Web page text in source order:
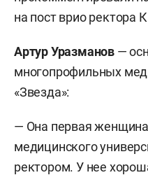
на пост врио ректора
Артур Уразманов —
многопрофильных
«Звезда»:
— Она первая
медицинского
ректором. У нее